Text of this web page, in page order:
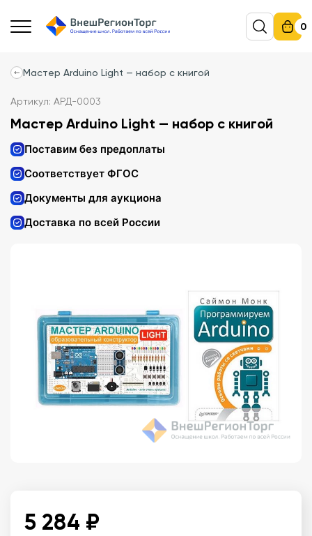
0
Мастер Arduino Light — набор с книгой
Артикул: АРД-0003
Мастер Arduino Light — набор с книгой
Поставим без предоплаты
Соответствует ФГОС
Документы для аукциона
Доставка по всей России
5 284 ₽